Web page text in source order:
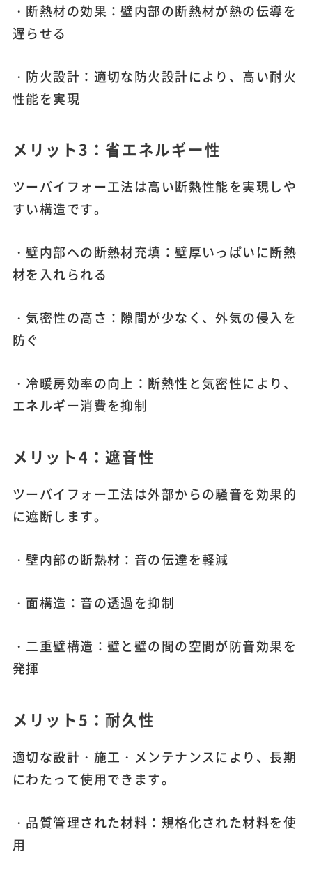
・断熱材の効果：壁内部の断熱材が熱の伝導を
遅らせる
・防火設計：適切な防火設計により、高い耐火
性能を実現
メリット3：省エネルギー性
ツーバイフォー工法は高い断熱性能を実現しや
すい構造です。
・壁内部への断熱材充填：壁厚いっぱいに断熱
材を入れられる
・気密性の高さ：隙間が少なく、外気の侵入を
防ぐ
・冷暖房効率の向上：断熱性と気密性により、
エネルギー消費を抑制
メリット4：遮音性
ツーバイフォー工法は外部からの騒音を効果的
に遮断します。
・壁内部の断熱材：音の伝達を軽減
・面構造：音の透過を抑制
・二重壁構造：壁と壁の間の空間が防音効果を
発揮
メリット5：耐久性
適切な設計・施工・メンテナンスにより、長期
にわたって使用できます。
・品質管理された材料：規格化された材料を使
用